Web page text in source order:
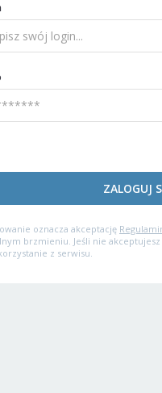
ZALOGUJ
oznacza akceptację
brzmieniu. Jeśli nie
z serwisu.